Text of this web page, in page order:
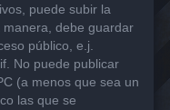
puede subir la
debe guardar
público, e.j.
No puede publicar
(a menos que sea un
las que se